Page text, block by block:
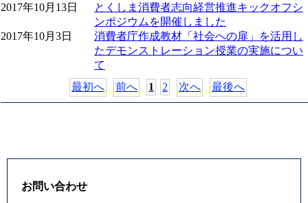
2017年10月13日
とくしま消費者志向経営推進キックオフシ
ンポジウムを開催しました
2017年10月3日
消費者庁作成教材「社会への扉」を活用し
たデモンストレーション授業の実施につい
て
最初へ
前へ 1 2 次へ 最後へ
お問い合わせ